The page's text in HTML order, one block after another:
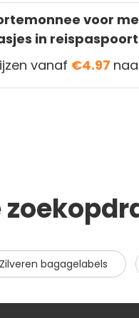
voor
in
vanaf €4.97
Zilveren bagagelabels